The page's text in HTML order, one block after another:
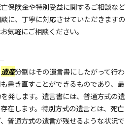
保険金や特別受益に関するご相談など
に、丁寧に対応させていただきますの
気軽にご相談ください。
遺産分割はその遺言書にしたがって行わ
書き直すことができるものであり、最
発します。遺言書には、普通方式の遺
在します。特別方式の遺言とは、死亡
普通方式の遺言が残せるような状況で